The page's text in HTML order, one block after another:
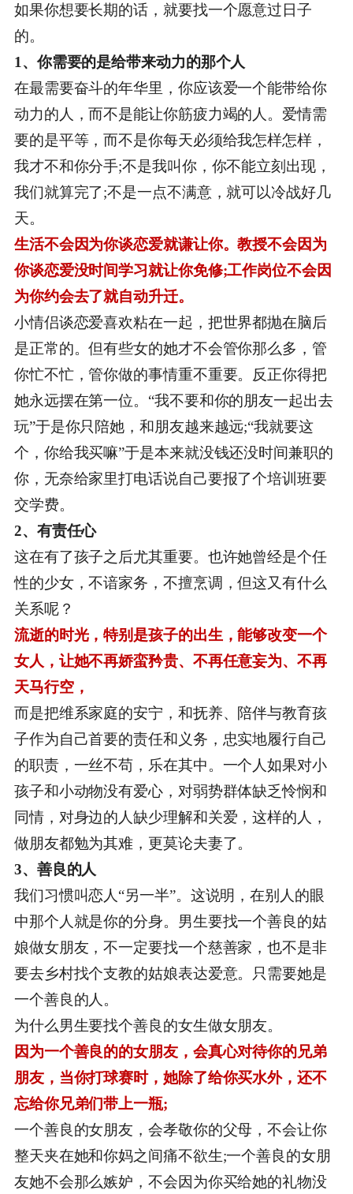
如果你想要长期的话，就要找一个愿意过日子
的。
1、你需要的是给带来动力的那个人
在最需要奋斗的年华里，你应该爱一个能带给你
动力的人，而不是能让你筋疲力竭的人。爱情需
要的是平等，而不是你每天必须给我怎样怎样，
我才不和你分手;不是我叫你，你不能立刻出现，
我们就算完了;不是一点不满意，就可以冷战好几
天。
生活不会因为你谈恋爱就谦让你。教授不会因为
你谈恋爱没时间学习就让你免修;工作岗位不会因
为你约会去了就自动升迁。
小情侣谈恋爱喜欢粘在一起，把世界都抛在脑后
是正常的。但有些女的她才不会管你那么多，管
你忙不忙，管你做的事情重不重要。反正你得把
她永远摆在第一位。“我不要和你的朋友一起出去
玩”于是你只陪她，和朋友越来越远;“我就要这
个，你给我买嘛”于是本来就没钱还没时间兼职的
你，无奈给家里打电话说自己要报了个培训班要
交学费。
2、有责任心
这在有了孩子之后尤其重要。也许她曾经是个任
性的少女，不谙家务，不擅烹调，但这又有什么
关系呢？
流逝的时光，特别是孩子的出生，能够改变一个
女人，让她不再娇蛮矜贵、不再任意妄为、不再
天马行空，
而是把维系家庭的安宁，和抚养、陪伴与教育孩
子作为自己首要的责任和义务，忠实地履行自己
的职责，一丝不苟，乐在其中。一个人如果对小
孩子和小动物没有爱心，对弱势群体缺乏怜悯和
同情，对身边的人缺少理解和关爱，这样的人，
做朋友都勉为其难，更莫论夫妻了。
3、善良的人
我们习惯叫恋人“另一半”。这说明，在别人的眼
中那个人就是你的分身。男生要找一个善良的姑
娘做女朋友，不一定要找一个慈善家，也不是非
要去乡村找个支教的姑娘表达爱意。只需要她是
一个善良的人。
为什么男生要找个善良的女生做女朋友。
因为一个善良的的女朋友，会真心对待你的兄弟
朋友，当你打球赛时，她除了给你买水外，还不
忘给你兄弟们带上一瓶;
一个善良的女朋友，会孝敬你的父母，不会让你
整天夹在她和你妈之间痛不欲生;一个善良的女朋
友她不会那么嫉妒，不会因为你买给她的礼物没